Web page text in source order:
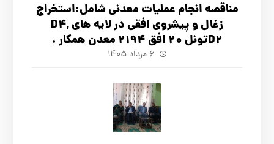
مناقصه انجام عملیات معدنی شامل:استخراج
زغال و پیشروی افقی در لایه های D4,
D2تونل 20 افق 2194 معدن همکار .
۶ مرداد ۱۴۰۵